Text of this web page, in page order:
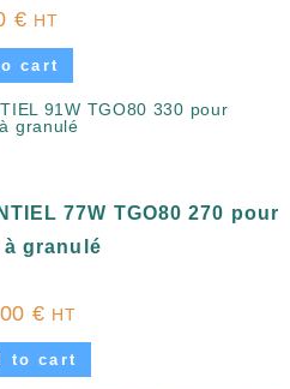
€ HT
cart
77W TGO80 270 pour
à granulé
€ HT
to cart